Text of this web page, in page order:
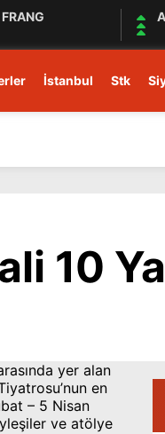
FRANG
İstanbul Stk
10
yer alan
en
– 5 Nisan
ve atölye